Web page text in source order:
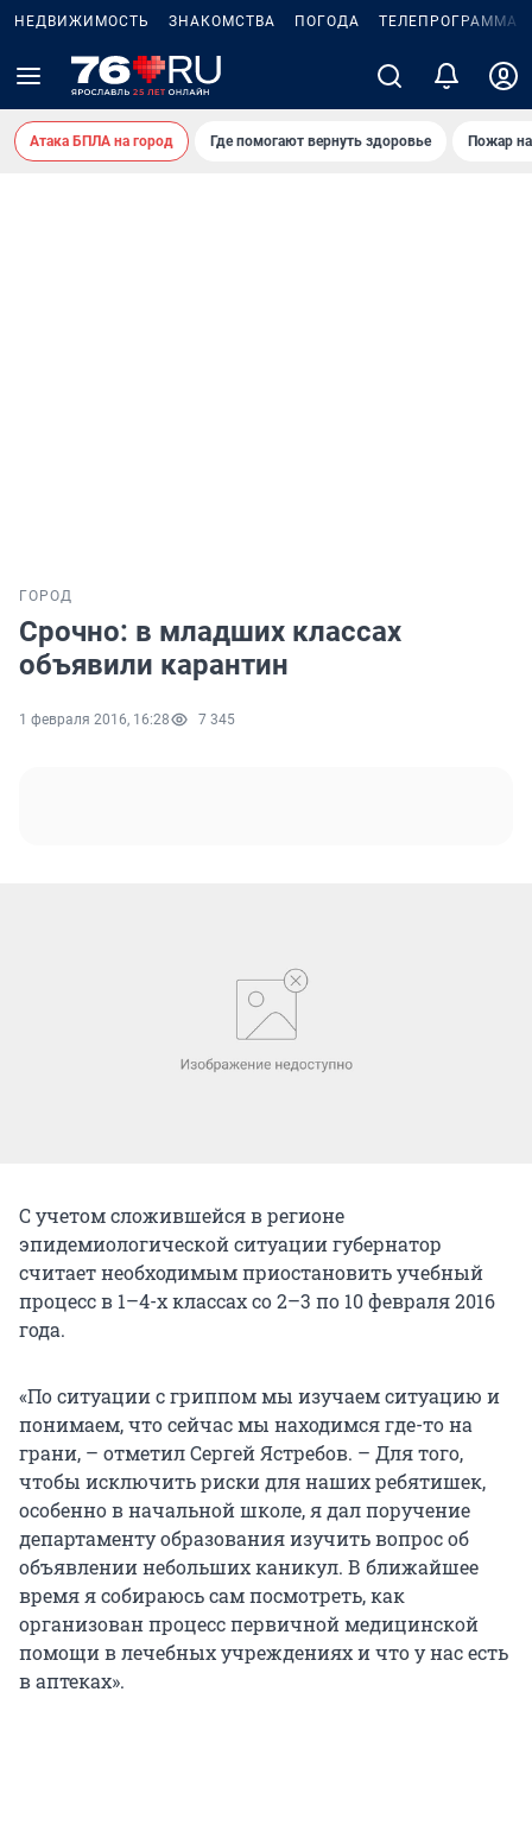
НЕДВИЖИМОСТЬ ЗНАКОМСТВА ПОГОДА ТЕЛЕПРОГРАММА
Атака БПЛА на город Где помогают вернуть здоровье Пожар
ГОРОД
Срочно: в младших классах
объявили карантин
1 февраля 2016, 16:28 7 345
С учетом сложившейся в регионе
эпидемиологической ситуации губернатор
считает необходимым приостановить учебный
процесс в 1–4-х классах со 2–3 по 10 февраля 2016
года.
«По ситуации с гриппом мы изучаем ситуацию и
понимаем, что сейчас мы находимся где-то на
грани, – отметил Сергей Ястребов. – Для того,
чтобы исключить риски для наших ребятишек,
особенно в начальной школе, я дал поручение
департаменту образования изучить вопрос об
объявлении небольших каникул. В ближайшее
время я собираюсь сам посмотреть, как
организован процесс первичной медицинской
помощи в лечебных учреждениях и что у нас есть
в аптеках».